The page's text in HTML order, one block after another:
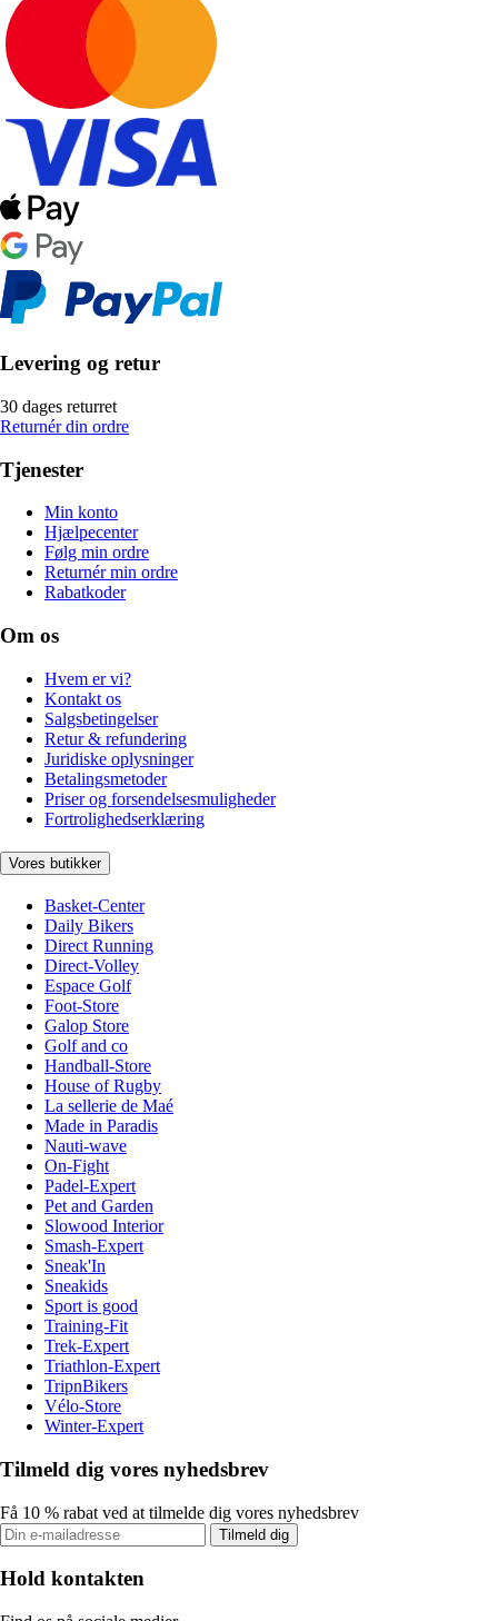
Levering og retur
30 dages returret
Returnér din ordre
Tjenester
Min konto
Hjælpecenter
Følg min ordre
Returnér min ordre
Rabatkoder
Om os
Hvem er vi?
Kontakt os
Salgsbetingelser
Retur & refundering
Juridiske oplysninger
Betalingsmetoder
Priser og forsendelsesmuligheder
Fortrolighedserklæring
Vores butikker
Basket-Center
Daily Bikers
Direct Running
Direct-Volley
Espace Golf
Foot-Store
Galop Store
Golf and co
Handball-Store
House of Rugby
La sellerie de Maé
Made in Paradis
Nauti-wave
On-Fight
Padel-Expert
Pet and Garden
Slowood Interior
Smash-Expert
Sneak'In
Sneakids
Sport is good
Training-Fit
Trek-Expert
Triathlon-Expert
TripnBikers
Vélo-Store
Winter-Expert
Tilmeld dig vores nyhedsbrev
Få 10 % rabat ved at tilmelde dig vores nyhedsbrev
Tilmeld dig
Hold kontakten